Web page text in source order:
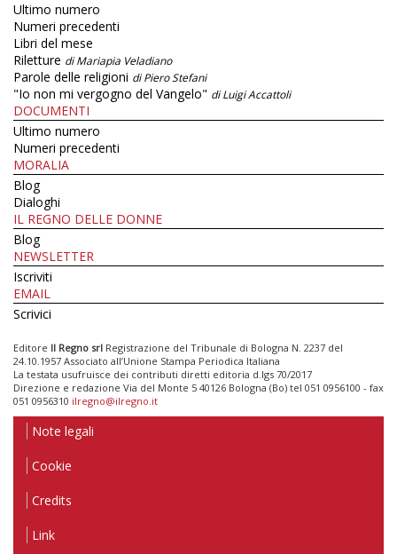
Ultimo numero
Numeri precedenti
Libri del mese
Riletture di Mariapia Veladiano
Parole delle religioni di Piero Stefani
"Io non mi vergogno del Vangelo" di Luigi Accattoli
DOCUMENTI
Ultimo numero
Numeri precedenti
MORALIA
Blog
Dialoghi
IL REGNO DELLE DONNE
Blog
NEWSLETTER
Iscriviti
EMAIL
Scrivici
Editore Il Regno srl Registrazione del Tribunale di Bologna N. 2237 del
24.10.1957 Associato all’Unione Stampa Periodica Italiana
La testata usufruisce dei contributi diretti editoria d.lgs 70/2017
Direzione e redazione Via del Monte 5 40126 Bologna (Bo) tel 051 0956100 - fax
051 0956310 ilregno@ilregno.it
Note legali
Cookie
Credits
Link